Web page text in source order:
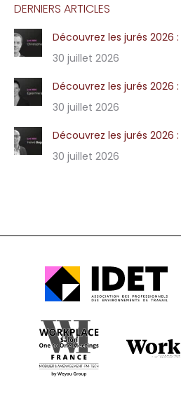
DERNIERS ARTICLES
Découvrez les jurés 2026 :
30 juillet 2026
Découvrez les jurés 2026 :
30 juillet 2026
Découvrez les jurés 2026
30 juillet 2026